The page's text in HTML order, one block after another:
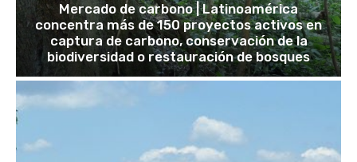
Mercado de carbono | Latinoamérica
concentra más de 150 proyectos activos en
captura de carbono, conservación de la
biodiversidad o restauración de bosques